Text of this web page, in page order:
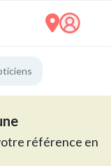
référence en